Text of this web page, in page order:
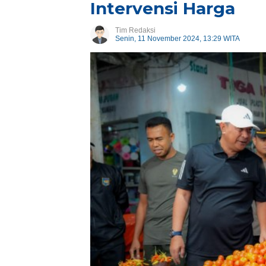
Intervensi Harga
Tim Redaksi
Senin, 11 November 2024, 13:29 WITA